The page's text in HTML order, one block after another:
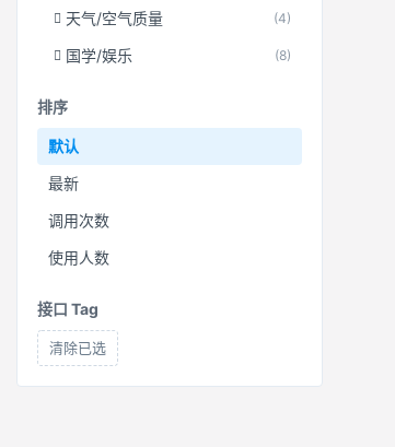
天气/空气质量 (4)
国学/娱乐 (8)
排序
默认
最新
调用次数
使用人数
接口 Tag
清除已选